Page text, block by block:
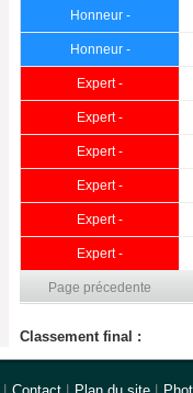
Honneur -
Honneur -
Expert -
Expert -
Expert -
Expert -
Expert -
Expert -
Page précedente
Classement final :